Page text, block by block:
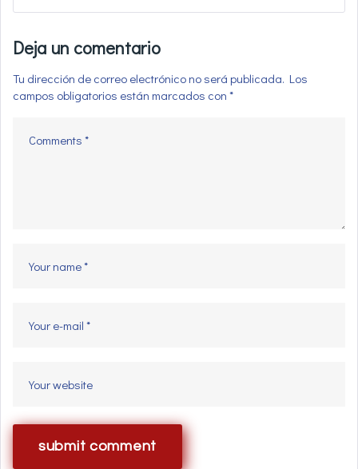
Deja un comentario
Tu dirección de correo electrónico no será publicada. Los
campos obligatorios están marcados con *